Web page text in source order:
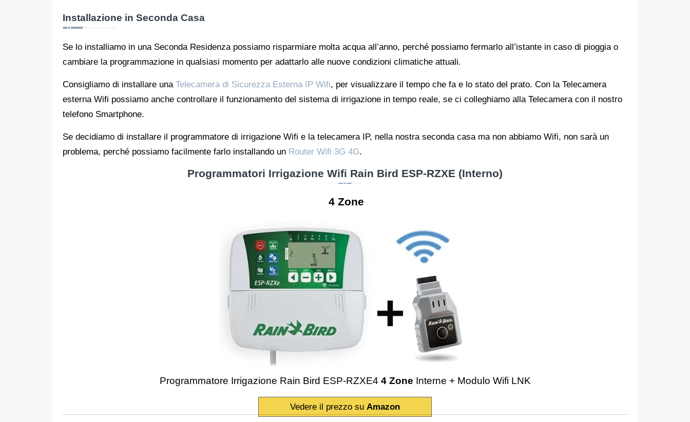
Installazione in Seconda Casa
Se lo installiamo in una Seconda Residenza possiamo risparmiare molta acqua all’anno, perché possiamo fermarlo all’istante in caso di pioggia o
cambiare la programmazione in qualsiasi momento per adattarlo alle nuove condizioni climatiche attuali.
Consigliamo di installare una Telecamera di Sicurezza Esterna IP Wifi, per visualizzare il tempo che fa e lo stato del prato. Con la Telecamera
esterna Wifi possiamo anche controllare il funzionamento del sistema di irrigazione in tempo reale, se ci colleghiamo alla Telecamera con il nostro
telefono Smartphone.
Se decidiamo di installare il programmatore di irrigazione Wifi e la telecamera IP, nella nostra seconda casa ma non abbiamo Wifi, non sarà un
problema, perché possiamo facilmente farlo installando un Router Wifi 3G 4G.
Programmatori Irrigazione Wifi Rain Bird ESP-RZXE (Interno)
4 Zone
Programmatore Irrigazione Rain Bird ESP-RZXE4 4 Zone Interne + Modulo Wifi LNK
Vedere il prezzo su Amazon